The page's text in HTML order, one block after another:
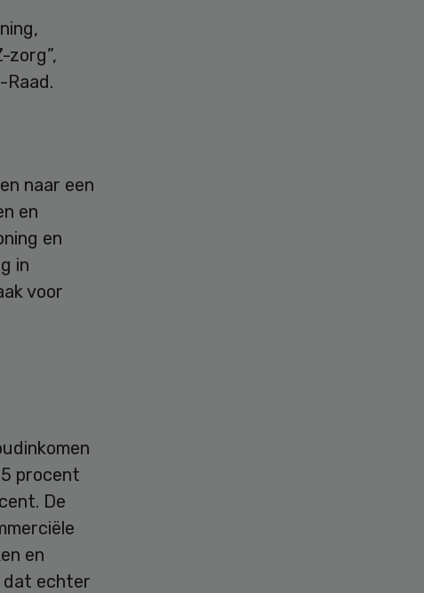
zorg”,
Raad.
naar een
en
en
in
voor
procent
De
en
dat echter